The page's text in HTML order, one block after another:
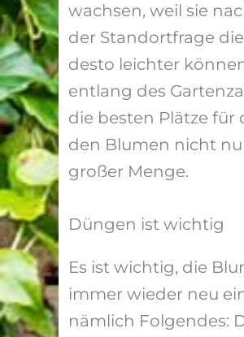
wachsen, weil sie
der Standortfrage
desto leichter
entlang des
die besten Plätze
den Blumen nicht
großer Menge.
Düngen ist wichtig
Es ist wichtig, die
immer wieder neu
nämlich Folgendes: